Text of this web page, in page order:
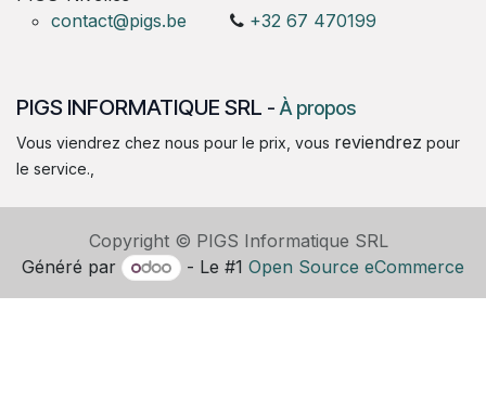
contact@pigs.be
+32 67 470199
PIGS INFORMATIQUE SRL -À propos
Vous viendrez chez nous pour le prix, vous reviendrez pour
le service.,
Copyright © PIGS Informatique SRL
Généré par
- Le #1 Open Source eCommerce